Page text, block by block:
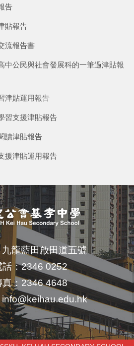
告
貼報告
流報告書
中公民與社會發展科的一筆過津貼報
津貼運用報告
習支援津貼報告
讀津貼報告
援津貼運用報告
九龍藍田啟田道五號
話：2346 0252
： 2346 4648
info@keihau.edu.hk